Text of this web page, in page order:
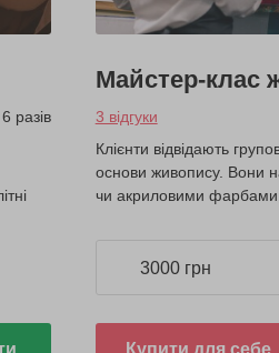
разів
Майстер-клас
3 відгуки
Клієнти відвідають
основи живопису. Вони
чи акриловими фарбами,
3000 грн